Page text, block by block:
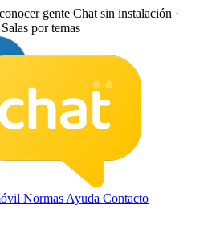
gente Chat sin instalación ·
por temas
Normas Ayuda Contacto